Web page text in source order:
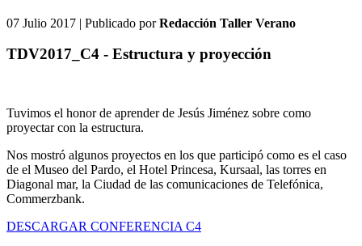
07 Julio 2017 | Publicado porRedacción Taller Verano
TDV2017_C4 - Estructura y proyección
Tuvimos el honor de aprender de Jesús Jiménez sobre como
proyectar con la estructura.
Nos mostró algunos proyectos en los que participó como es el caso
de el Museo del Pardo, el Hotel Princesa, Kursaal, las torres en
Diagonal mar, la Ciudad de las comunicaciones de Telefónica,
Commerzbank.
DESCARGAR CONFERENCIA C4